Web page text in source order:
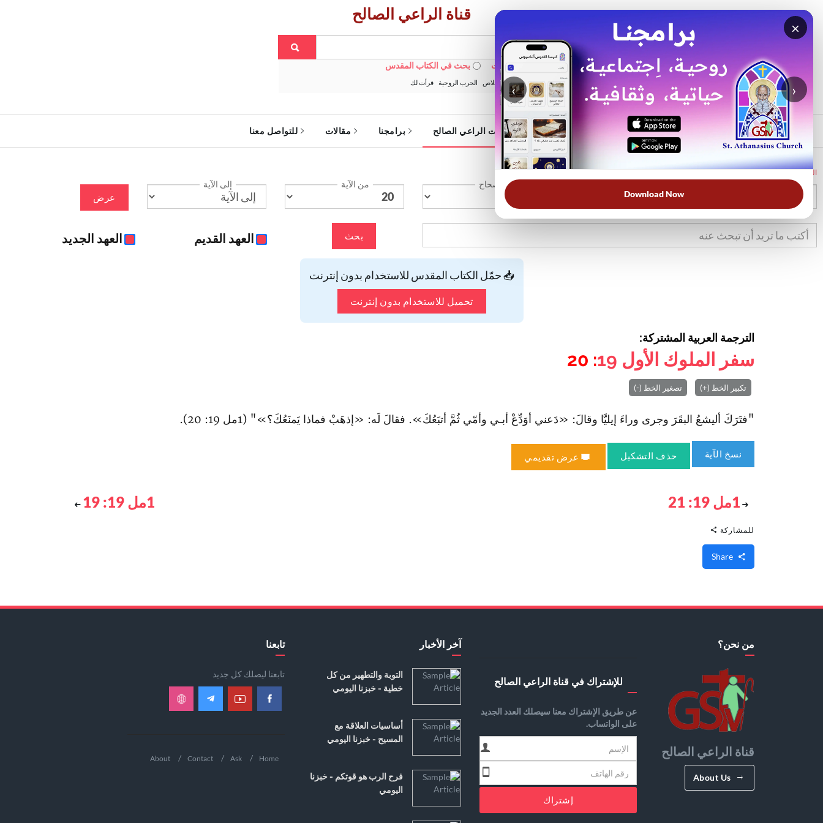
×
‹ ›
Download Now
قناة الراعي الصالح
بحث في الويبسايت بحث في الكتاب المقدس
الأكثر بحثًا: خبزنا اليومي الخلاص الحرب الروحية قرأت لك
الرئيسية خدمات الراعي الصالح برامجنا مقالات للتواصل معنا
الرئيسية
الإصحاح من الآية إلى الآية
عرض
بحث العهد القديم العهد الجديد
📥 حمّل الكتاب المقدس للاستخدام بدون إنترنت
تحميل للاستخدام بدون إنترنت
الترجمة العربية المشتركة:
سفر الملوك الأول 19
: 20
تكبير الخط (+) تصغير الخط (-)
"فتَرَكَ أليشعُ البقَرَ وجرى وراءَ إيليَّا وقالَ: «دَعني أوَدِّعْ أبـي وأمّي ثُمَّ أتبَعُكَ». فقالَ لَه: «إذهَبْ فماذا يَمنَعُكَ‌؟»" (1مل 19: 20).
نسخ الآية حذف التشكيل عرض تقديمي
1مل 19: 21 1مل 19: 19
للمشاركة
من نحن؟
قناة الراعي الصالح
About Us
للإشتراك في قناة الراعي الصالح
عن طريق الإشتراك معنا سيصلك العدد الجديد
على الواتساب.
إشتراك
آخر الأخبار
التوبة والتطهير من كل
خطية - خبزنا اليومي
أساسيات العلاقة مع
المسيح - خبزنا اليومي
فرح الرب هو قوتكم - خبزنا
اليومي
تابعنا
تابعنا ليصلك كل جديد
Home
Ask
Contact
About